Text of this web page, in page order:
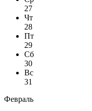
27
Чт
28
Пт
29
Сб
30
Вс
31
Февраль